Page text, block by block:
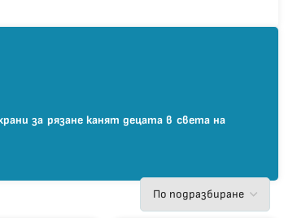
за рязане канят децата в света на
хранене. Освен това насърчават